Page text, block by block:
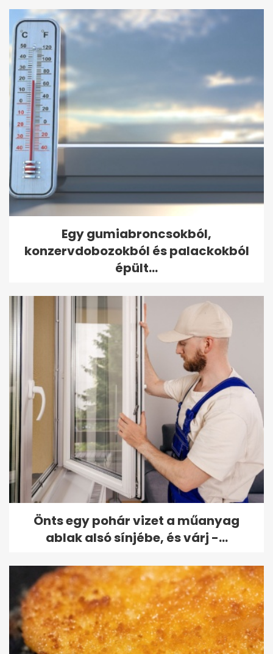
Egy gumiabroncsokból,
konzervdobozokból és palackokból
épült...
Önts egy pohár vizet a műanyag
ablak alsó sínjébe, és várj -...